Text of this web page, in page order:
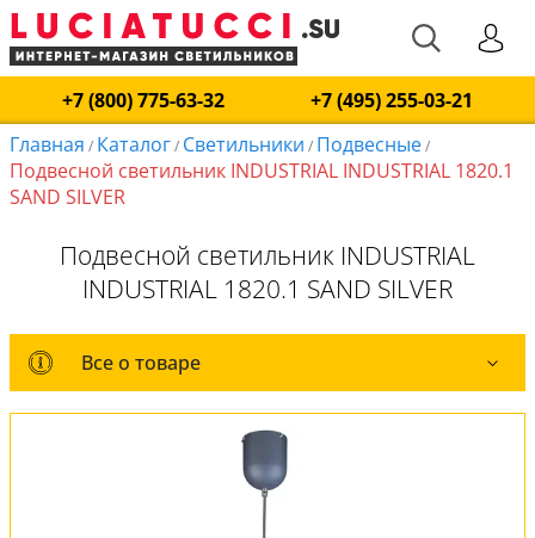
+7 (800) 775-63-32
+7 (495) 255-03-21
Главная / Каталог/ Светильники / Подвесные/
Подвесной светильник INDUSTRIAL INDUSTRIAL 1820.1
SAND SILVER
Подвесной светильник INDUSTRIAL
INDUSTRIAL 1820.1 SAND SILVER
Все о товаре
Все о товаре
Комплект лампочек